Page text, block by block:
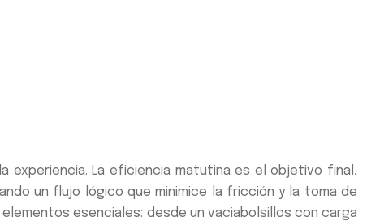
experiencia. La eficiencia matutina es el objetivo final,
un flujo lógico que minimice la fricción y la toma de
esenciales: desde un vaciabolsillos con carga